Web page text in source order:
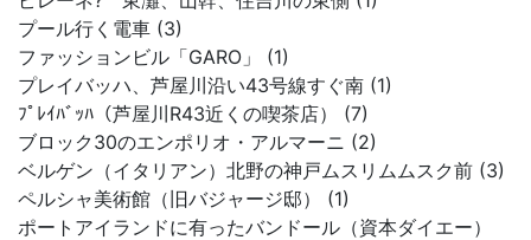
プール行く電車 (3)
ファッションビル「GARO」 (1)
プレイバッハ、芦屋川沿い43号線すぐ南 (1)
ﾌﾟﾚｲﾊﾞｯﾊ（芦屋川R43近くの喫茶店） (7)
ブロック30のエンポリオ・アルマーニ (2)
ベルゲン（イタリアン）北野の神戸ムスリムムスク前 (3)
ペルシャ美術館（旧バジャージ邸） (1)
ポートアイランドに有ったバンドール（資本ダイエー）